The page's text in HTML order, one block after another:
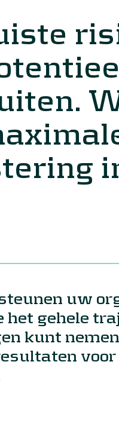
uw
het gehele
kunt